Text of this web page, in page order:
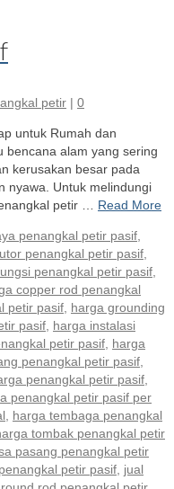
petir | 0
untuk Rumah dan
bencana alam yang sering
kerusakan besar pada
nyawa. Untuk melindungi
petir … Read More
penangkal petir pasif,
penangkal petir pasif,
penangkal petir pasif,
copper rod penangkal
petir pasif, harga grounding
pasif, harga instalasi
petir pasif, harga
penangkal petir pasif,
penangkal petir pasif,
penangkal petir pasif per
, harga tembaga penangkal
tombak penangkal petir
pasang penangkal petir
petir pasif, jual